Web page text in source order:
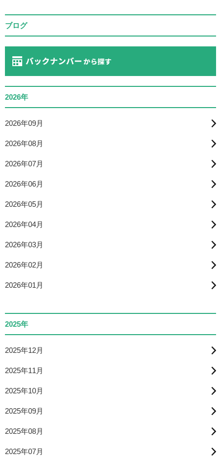
ブログ
2026年
2026年09月
2026年08月
2026年07月
2026年06月
2026年05月
2026年04月
2026年03月
2026年02月
2026年01月
2025年
2025年12月
2025年11月
2025年10月
2025年09月
2025年08月
2025年07月